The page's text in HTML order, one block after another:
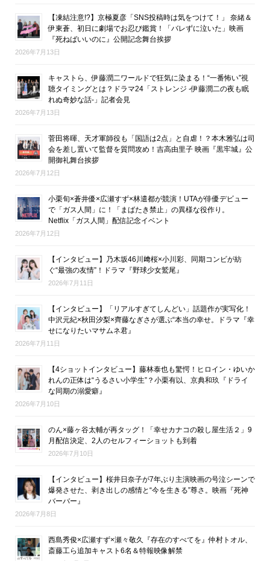
【凍結注意!?】京極夏彦「SNS投稿時は気をつけて！」 奈緒＆
伊東蒼、初日に劇場でお忍び鑑賞！「バレずに泣いた」映画
『死ねばいいのに』公開記念舞台挨拶
2026年7月13日
キャストら、伊藤潤二ワールドで狂気に染まる！“一番怖い”視
聴タイミングとは？ドラマ24「ストレンジ -伊藤潤二の夜も眠
れぬ奇妙な話-」記者会見
2026年7月13日
菅田将暉、天才軍師役も「国語は2点」と自虐！？本木雅弘は司
会を差し置いて監督を質問攻め！吉高由里子 映画『黒牢城』公
開御礼舞台挨拶
2026年7月12日
小栗旬×蒼井優×広瀬すず×林遣都が競演！UTAが俳優デビュー
で「ガス人間」に！「まばたき禁止」の異様な役作り。
Netflix「ガス人間」配信記念イベント
2026年7月12日
【インタビュー】乃木坂46川﨑桜×小川彩、同期コンビが紡
ぐ“最強の友情”！ドラマ『野球少女鷲尾』
2026年7月11日
【インタビュー】「リアルすぎてしんどい」話題作が実写化！
中沢元紀×秋田汐梨×齊藤なぎさが選ぶ“本当の幸せ。ドラマ『幸
せになりたいマサムネ君』
2026年7月11日
【4ショットインタビュー】藤林泰也も驚愕！ヒロイン・ゆいか
れんの正体は“うるさい小学生”？小栗有以、京典和玖『ドライ
な同期の溺愛癖』
2026年7月10日
のん×藤ヶ谷太輔が再タッグ！「幸せカナコの殺し屋生活２」9
月配信決定、2人のセルフィーショットも到着
2026年7月10日
【インタビュー】桜井日奈子が7年ぶり主演映画の号泣シーンで
爆発させた、剥き出しの感情と“今を生きる”尊さ。映画『死神
バーバー』
2026年7月8日
西島秀俊×広瀬すず×瀬々敬久『存在のすべてを』仲村トオル、
斎藤工ら追加キャスト6名＆特報映像解禁